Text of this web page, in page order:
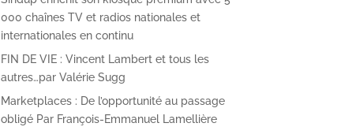
000 chaînes TV et radios nationales et
internationales en continu
FIN DE VIE : Vincent Lambert et tous les
autres…par Valérie Sugg
Marketplaces : De l’opportunité au passage
obligé Par François-Emmanuel Lamellière